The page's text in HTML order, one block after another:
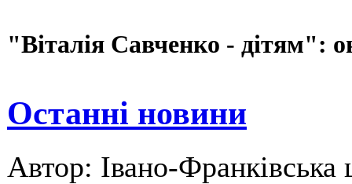
"Віталія Савченко - дітям":
Останні новини
Автор: Івано-Франківська